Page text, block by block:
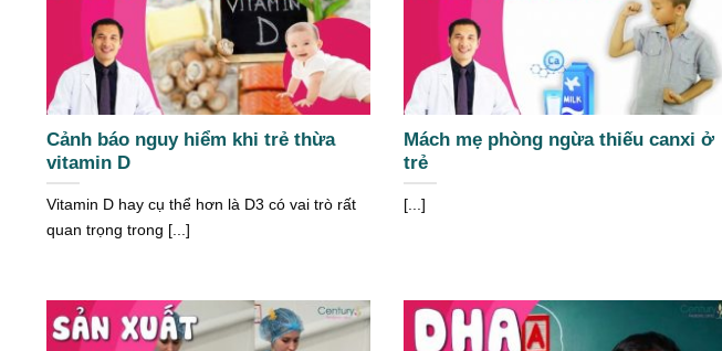
Cảnh báo nguy hiểm khi trẻ thừa
vitamin D
Vitamin D hay cụ thể hơn là D3 có vai trò rất
quan trọng trong [...]
Mách mẹ phòng ngừa thiếu canxi ở
trẻ
[...]